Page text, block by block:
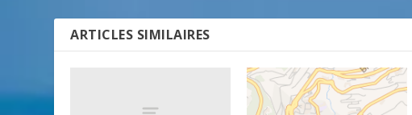
ARTICLES SIMILAIRES